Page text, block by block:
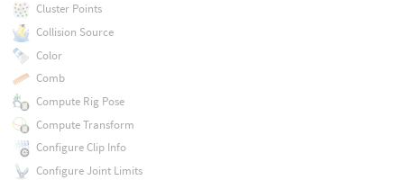
Cluster Points
Collision Source
Color
Comb
Compute Rig Pose
Compute Transform
Configure Clip Info
Configure Joint Limits